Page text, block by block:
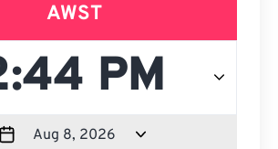
AWST